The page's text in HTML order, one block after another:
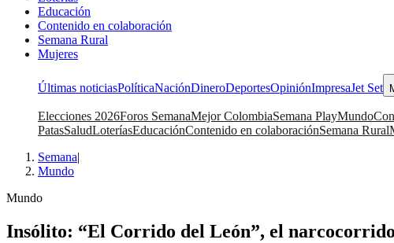
Educación
Contenido en colaboración
Semana Rural
Mujeres
Últimas noticiasPolíticaNaciónDineroDeportesOpiniónImpresaJet Set
Elecciones 2026Foros SemanaMejor ColombiaSemana PlayMundo
PatasSaludLoteríasEducaciónContenido en colaboraciónSemana Rural
Semana|
Mundo
Mundo
Insólito: “El Corrido del León”, el narcocorrido